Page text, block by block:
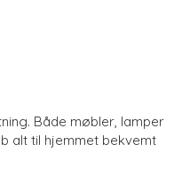
Både møbler, lamper
alt til hjemmet bekvemt